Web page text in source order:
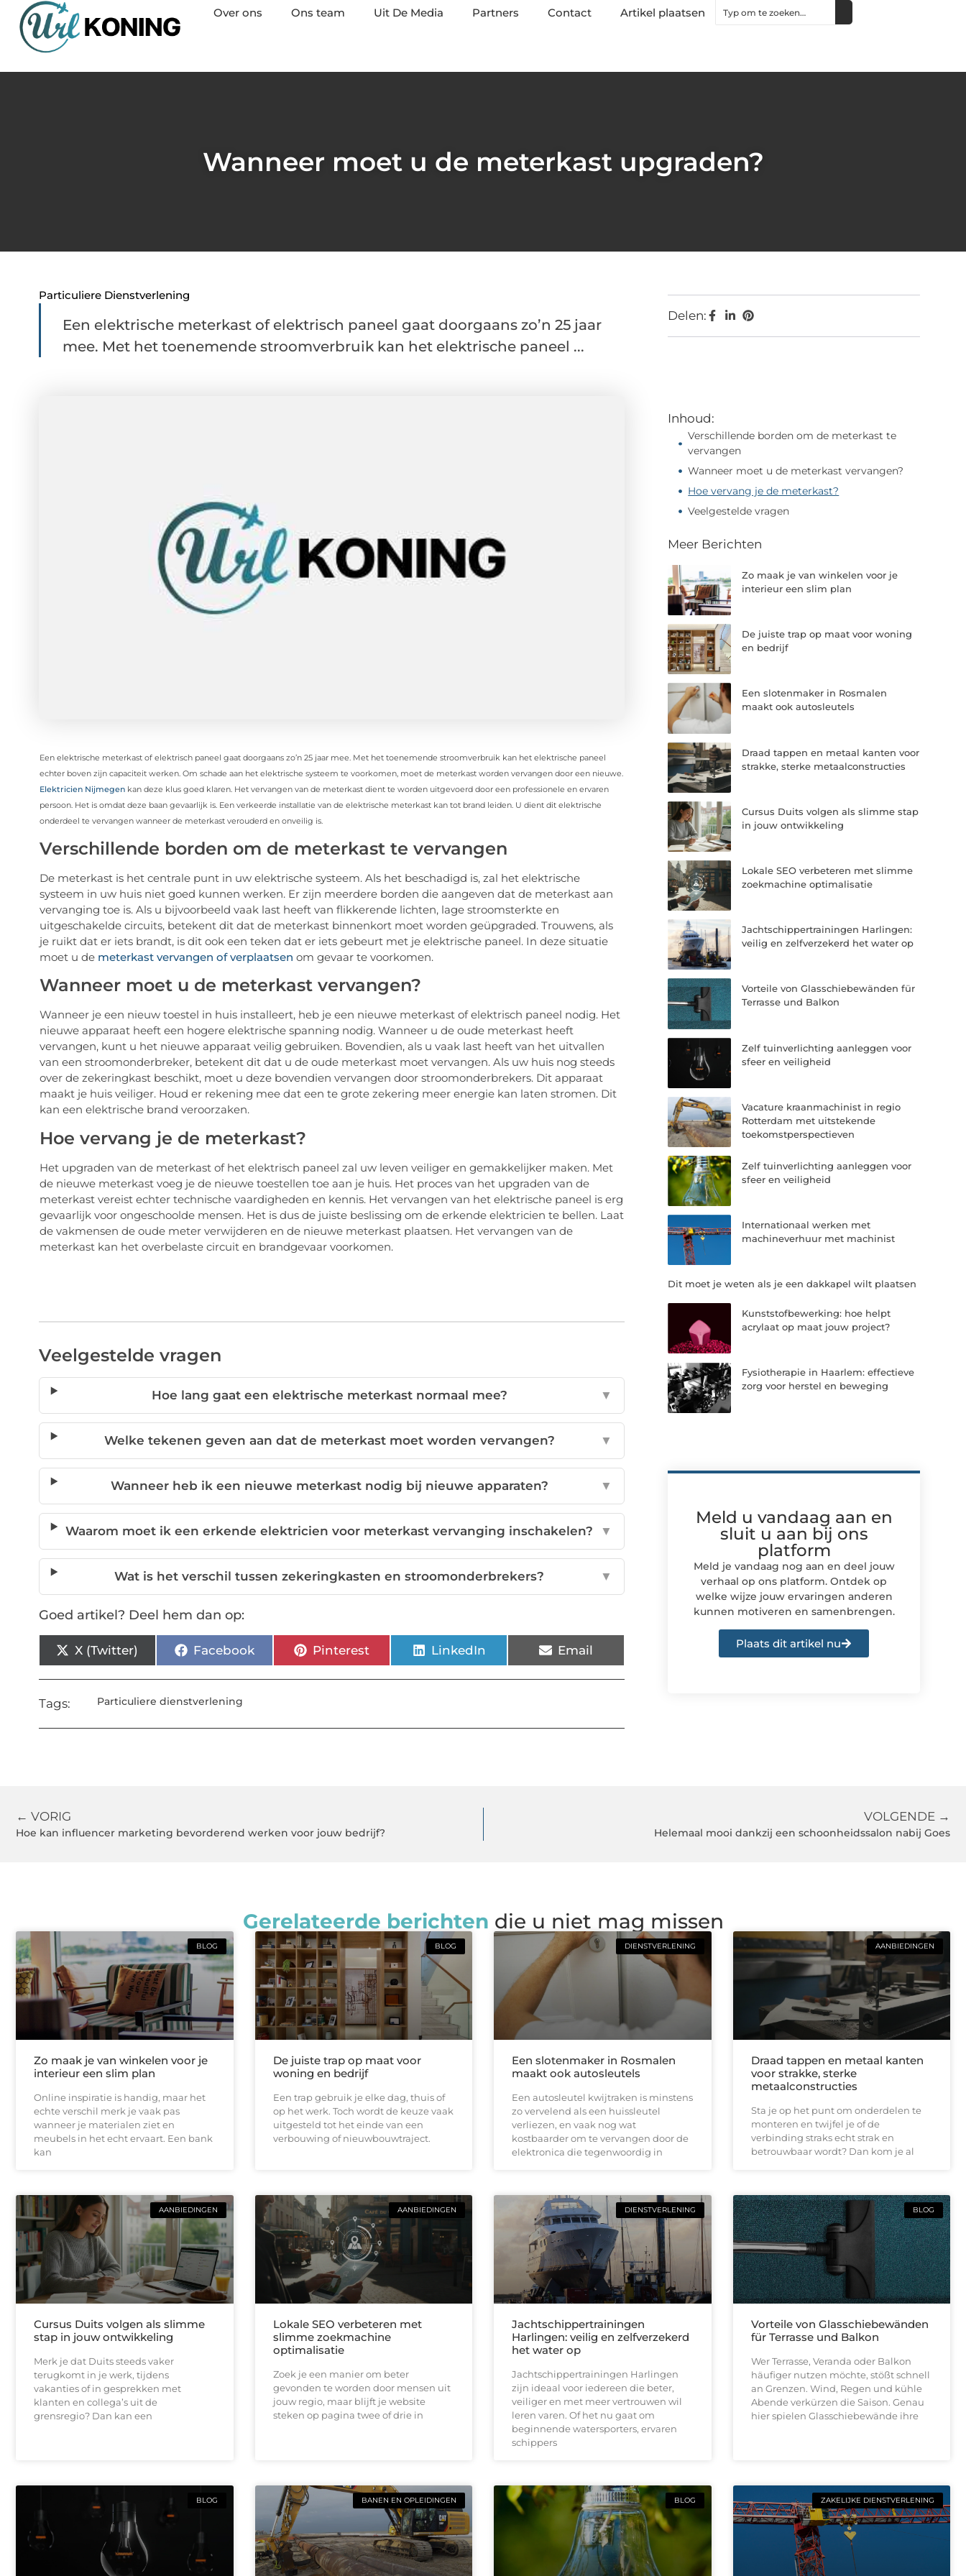
Over ons Ons team Uit De Media Partners Contact Artikel plaatsen
Wanneer moet u de meterkast upgraden?
Particuliere Dienstverlening
Een elektrische meterkast of elektrisch paneel gaat doorgaans zo’n 25 jaar
mee. Met het toenemende stroomverbruik kan het elektrische paneel ...
Een elektrische meterkast of elektrisch paneel gaat doorgaans zo’n 25 jaar mee. Met het toenemende stroomverbruik kan het elektrische paneel
echter boven zijn capaciteit werken. Om schade aan het elektrische systeem te voorkomen, moet de meterkast worden vervangen door een nieuwe.
Elektricien Nijmegenkan deze klus goed klaren. Het vervangen van de meterkast dient te worden uitgevoerd door een professionele en ervaren
persoon. Het is omdat deze baan gevaarlijk is. Een verkeerde installatie van de elektrische meterkast kan tot brand leiden. U dient dit elektrische
onderdeel te vervangen wanneer de meterkast verouderd en onveilig is.
Verschillende borden om de meterkast te vervangen
De meterkast is het centrale punt in uw elektrische systeem. Als het beschadigd is, zal het elektrische
systeem in uw huis niet goed kunnen werken. Er zijn meerdere borden die aangeven dat de meterkast aan
vervanging toe is. Als u bijvoorbeeld vaak last heeft van flikkerende lichten, lage stroomsterkte en
uitgeschakelde circuits, betekent dit dat de meterkast binnenkort moet worden geüpgraded. Trouwens, als
je ruikt dat er iets brandt, is dit ook een teken dat er iets gebeurt met je elektrische paneel. In deze situatie
moet u demeterkast vervangen of verplaatsen om gevaar te voorkomen.
Wanneer moet u de meterkast vervangen?
Wanneer je een nieuw toestel in huis installeert, heb je een nieuwe meterkast of elektrisch paneel nodig. Het
nieuwe apparaat heeft een hogere elektrische spanning nodig. Wanneer u de oude meterkast heeft
vervangen, kunt u het nieuwe apparaat veilig gebruiken. Bovendien, als u vaak last heeft van het uitvallen
van een stroomonderbreker, betekent dit dat u de oude meterkast moet vervangen. Als uw huis nog steeds
over de zekeringkast beschikt, moet u deze bovendien vervangen door stroomonderbrekers. Dit apparaat
maakt je huis veiliger. Houd er rekening mee dat een te grote zekering meer energie kan laten stromen. Dit
kan een elektrische brand veroorzaken.
Hoe vervang je de meterkast?
Het upgraden van de meterkast of het elektrisch paneel zal uw leven veiliger en gemakkelijker maken. Met
de nieuwe meterkast voeg je de nieuwe toestellen toe aan je huis. Het proces van het upgraden van de
meterkast vereist echter technische vaardigheden en kennis. Het vervangen van het elektrische paneel is erg
gevaarlijk voor ongeschoolde mensen. Het is dus de juiste beslissing om de erkende elektricien te bellen. Laat
de vakmensen de oude meter verwijderen en de nieuwe meterkast plaatsen. Het vervangen van de
meterkast kan het overbelaste circuit en brandgevaar voorkomen.
Veelgestelde vragen
Hoe lang gaat een elektrische meterkast normaal mee? ▼
Welke tekenen geven aan dat de meterkast moet worden vervangen? ▼
Wanneer heb ik een nieuwe meterkast nodig bij nieuwe apparaten? ▼
Waarom moet ik een erkende elektricien voor meterkast vervanging inschakelen? ▼
Wat is het verschil tussen zekeringkasten en stroomonderbrekers? ▼
Goed artikel? Deel hem dan op:
X (Twitter) Facebook Pinterest LinkedIn Email
Tags: Particuliere dienstverlening
Delen:
Inhoud:
Verschillende borden om de meterkast te
vervangen
Wanneer moet u de meterkast vervangen?
Hoe vervang je de meterkast?
Veelgestelde vragen
Meer Berichten
Zo maak je van winkelen voor je
interieur een slim plan
De juiste trap op maat voor woning
en bedrijf
Een slotenmaker in Rosmalen
maakt ook autosleutels
Draad tappen en metaal kanten voor
strakke, sterke metaalconstructies
Cursus Duits volgen als slimme stap
in jouw ontwikkeling
Lokale SEO verbeteren met slimme
zoekmachine optimalisatie
Jachtschippertrainingen Harlingen:
veilig en zelfverzekerd het water op
Vorteile von Glasschiebewänden für
Terrasse und Balkon
Zelf tuinverlichting aanleggen voor
sfeer en veiligheid
Vacature kraanmachinist in regio
Rotterdam met uitstekende
toekomstperspectieven
Zelf tuinverlichting aanleggen voor
sfeer en veiligheid
Internationaal werken met
machineverhuur met machinist
Dit moet je weten als je een dakkapel wilt plaatsen
Kunststofbewerking: hoe helpt
acrylaat op maat jouw project?
Fysiotherapie in Haarlem: effectieve
zorg voor herstel en beweging
Meld u vandaag aan en
sluit u aan bij ons
platform
Meld je vandaag nog aan en deel jouw
verhaal op ons platform. Ontdek op
welke wijze jouw ervaringen anderen
kunnen motiveren en samenbrengen.
Plaats dit artikel nu
← VORIG
Hoe kan influencer marketing bevorderend werken voor jouw bedrijf?
VOLGENDE →
Helemaal mooi dankzij een schoonheidssalon nabij Goes
Gerelateerde berichten die u niet mag missen
BLOG
Zo maak je van winkelen voor je
interieur een slim plan
Online inspiratie is handig, maar het
echte verschil merk je vaak pas
wanneer je materialen ziet en
meubels in het echt ervaart. Een bank
kan
BLOG
De juiste trap op maat voor
woning en bedrijf
Een trap gebruik je elke dag, thuis of
op het werk. Toch wordt de keuze vaak
uitgesteld tot het einde van een
verbouwing of nieuwbouwtraject.
DIENSTVERLENING
Een slotenmaker in Rosmalen
maakt ook autosleutels
Een autosleutel kwijtraken is minstens
zo vervelend als een huissleutel
verliezen, en vaak nog wat
kostbaarder om te vervangen door de
elektronica die tegenwoordig in
AANBIEDINGEN
Draad tappen en metaal kanten
voor strakke, sterke
metaalconstructies
Sta je op het punt om onderdelen te
monteren en twijfel je of de
verbinding straks echt strak en
betrouwbaar wordt? Dan kom je al
AANBIEDINGEN
Cursus Duits volgen als slimme
stap in jouw ontwikkeling
Merk je dat Duits steeds vaker
terugkomt in je werk, tijdens
vakanties of in gesprekken met
klanten en collega’s uit de
grensregio? Dan kan een
AANBIEDINGEN
Lokale SEO verbeteren met
slimme zoekmachine
optimalisatie
Zoek je een manier om beter
gevonden te worden door mensen uit
jouw regio, maar blijft je website
steken op pagina twee of drie in
DIENSTVERLENING
Jachtschippertrainingen
Harlingen: veilig en zelfverzekerd
het water op
Jachtschippertrainingen Harlingen
zijn ideaal voor iedereen die beter,
veiliger en met meer vertrouwen wil
leren varen. Of het nu gaat om
beginnende watersporters, ervaren
schippers
BLOG
Vorteile von Glasschiebewänden
für Terrasse und Balkon
Wer Terrasse, Veranda oder Balkon
häufiger nutzen möchte, stößt schnell
an Grenzen. Wind, Regen und kühle
Abende verkürzen die Saison. Genau
hier spielen Glasschiebewände ihre
BLOG BANEN EN OPLEIDINGEN BLOG ZAKELIJKE DIENSTVERLENING